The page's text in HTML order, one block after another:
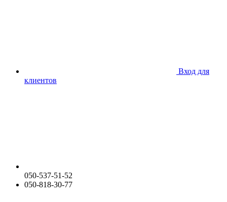
Вход для
клиентов
050-537-51-52
050-818-30-77